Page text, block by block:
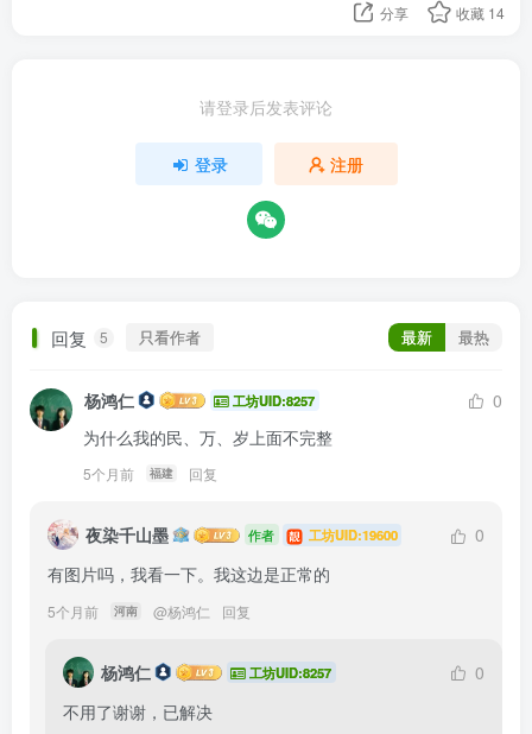
分享 收藏 14
请登录后发表评论
登录 注册
回复 5 只看作者 最新 最热
杨鸿仁 工坊UID:8257
0
为什么我的民、万、岁上面不完整
5个月前 福建 回复
夜染千山墨 作者 工坊UID:19600
0
有图片吗，我看一下。我这边是正常的
5个月前 河南 @杨鸿仁 回复
杨鸿仁 工坊UID:8257
0
不用了谢谢，已解决